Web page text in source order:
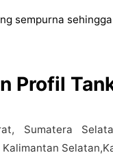
sempurna
Profil
Sumatera